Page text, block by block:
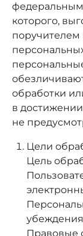
федеральным
которого,
поручителем
обработки
в
не
Цели
Цель
убеждения
Правовые